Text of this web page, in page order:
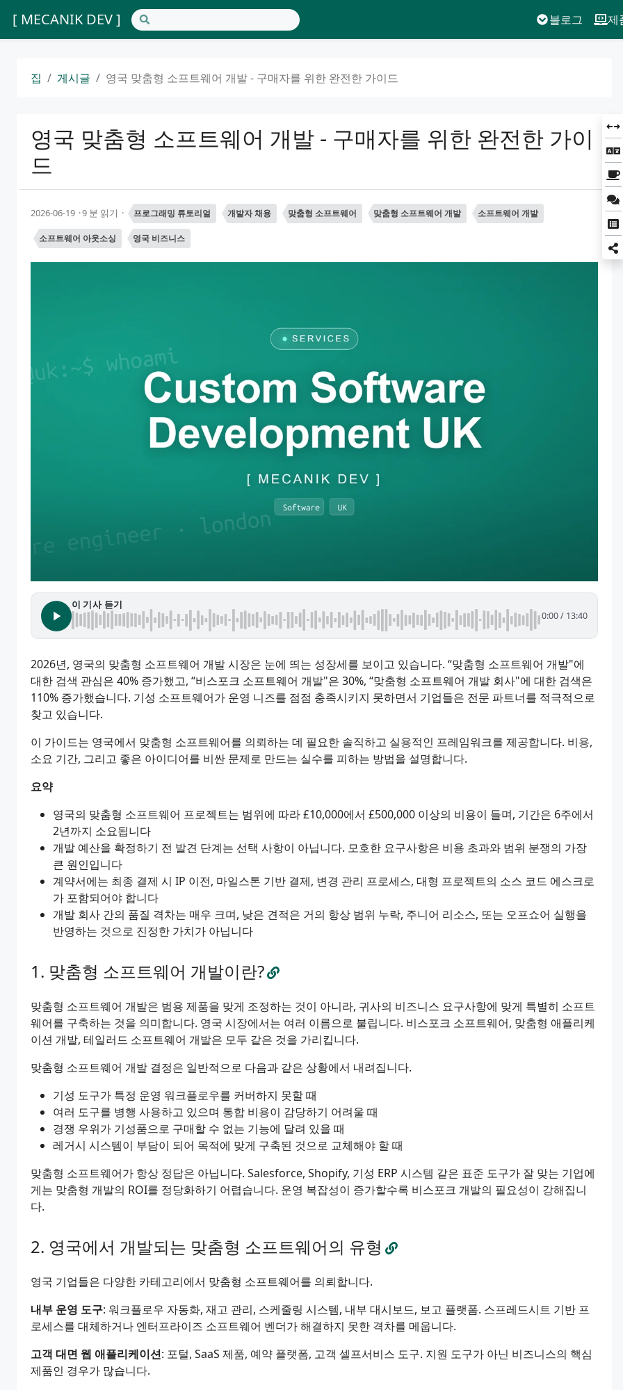
[ MECANIK DEV ] 블로그 제
집 게시글 영국 맞춤형 소프트웨어 개발 - 구매자를 위한 완전한 가이드
영국 맞춤형 소프트웨어 개발 - 구매자를 위한 완전한 가이
드
2026-06-19 9 분 읽기 프로그래밍 튜토리얼 개발자 채용 맞춤형 소프트웨어 맞춤형 소프트웨어 개발 소프트웨어 개발
소프트웨어 아웃소싱 영국 비즈니스
이 기사 듣기
0:00/ 13:40
2026년, 영국의 맞춤형 소프트웨어 개발 시장은 눈에 띄는 성장세를 보이고 있습니다. “맞춤형 소프트웨어 개발"에
대한 검색 관심은 40% 증가했고, “비스포크 소프트웨어 개발"은 30%, “맞춤형 소프트웨어 개발 회사"에 대한 검색은
110% 증가했습니다. 기성 소프트웨어가 운영 니즈를 점점 충족시키지 못하면서 기업들은 전문 파트너를 적극적으로
찾고 있습니다.
이 가이드는 영국에서 맞춤형 소프트웨어를 의뢰하는 데 필요한 솔직하고 실용적인 프레임워크를 제공합니다. 비용,
소요 기간, 그리고 좋은 아이디어를 비싼 문제로 만드는 실수를 피하는 방법을 설명합니다.
요약
영국의 맞춤형 소프트웨어 프로젝트는 범위에 따라 £10,000에서 £500,000 이상의 비용이 들며, 기간은 6주에서
2년까지 소요됩니다
개발 예산을 확정하기 전 발견 단계는 선택 사항이 아닙니다. 모호한 요구사항은 비용 초과와 범위 분쟁의 가장
큰 원인입니다
계약서에는 최종 결제 시 IP 이전, 마일스톤 기반 결제, 변경 관리 프로세스, 대형 프로젝트의 소스 코드 에스크로
가 포함되어야 합니다
개발 회사 간의 품질 격차는 매우 크며, 낮은 견적은 거의 항상 범위 누락, 주니어 리소스, 또는 오프쇼어 실행을
반영하는 것으로 진정한 가치가 아닙니다
맞춤형 소프트웨어 개발이란?
맞춤형 소프트웨어 개발은 범용 제품을 맞게 조정하는 것이 아니라, 귀사의 비즈니스 요구사항에 맞게 특별히 소프트
웨어를 구축하는 것을 의미합니다. 영국 시장에서는 여러 이름으로 불립니다. 비스포크 소프트웨어, 맞춤형 애플리케
이션 개발, 테일러드 소프트웨어 개발은 모두 같은 것을 가리킵니다.
맞춤형 소프트웨어 개발 결정은 일반적으로 다음과 같은 상황에서 내려집니다.
기성 도구가 특정 운영 워크플로우를 커버하지 못할 때
여러 도구를 병행 사용하고 있으며 통합 비용이 감당하기 어려울 때
경쟁 우위가 기성품으로 구매할 수 없는 기능에 달려 있을 때
레거시 시스템이 부담이 되어 목적에 맞게 구축된 것으로 교체해야 할 때
맞춤형 소프트웨어가 항상 정답은 아닙니다. Salesforce, Shopify, 기성 ERP 시스템 같은 표준 도구가 잘 맞는 기업에
게는 맞춤형 개발의 ROI를 정당화하기 어렵습니다. 운영 복잡성이 증가할수록 비스포크 개발의 필요성이 강해집니
다.
영국에서 개발되는 맞춤형 소프트웨어의 유형
영국 기업들은 다양한 카테고리에서 맞춤형 소프트웨어를 의뢰합니다.
내부 운영 도구: 워크플로우 자동화, 재고 관리, 스케줄링 시스템, 내부 대시보드, 보고 플랫폼. 스프레드시트 기반 프
로세스를 대체하거나 엔터프라이즈 소프트웨어 벤더가 해결하지 못한 격차를 메웁니다.
고객 대면 웹 애플리케이션: 포털, SaaS 제품, 예약 플랫폼, 고객 셀프서비스 도구. 지원 도구가 아닌 비즈니스의 핵심
제품인 경우가 많습니다.